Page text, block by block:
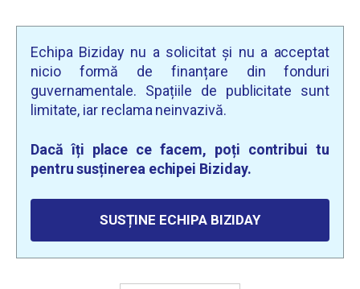
Echipa Biziday nu a solicitat și nu a acceptat
nicio formă de finanțare din fonduri
guvernamentale. Spațiile de publicitate sunt
limitate, iar reclama neinvazivă.
Dacă îți place ce facem, poți contribui tu
pentru susținerea echipei Biziday.
SUSȚINE ECHIPA BIZIDAY